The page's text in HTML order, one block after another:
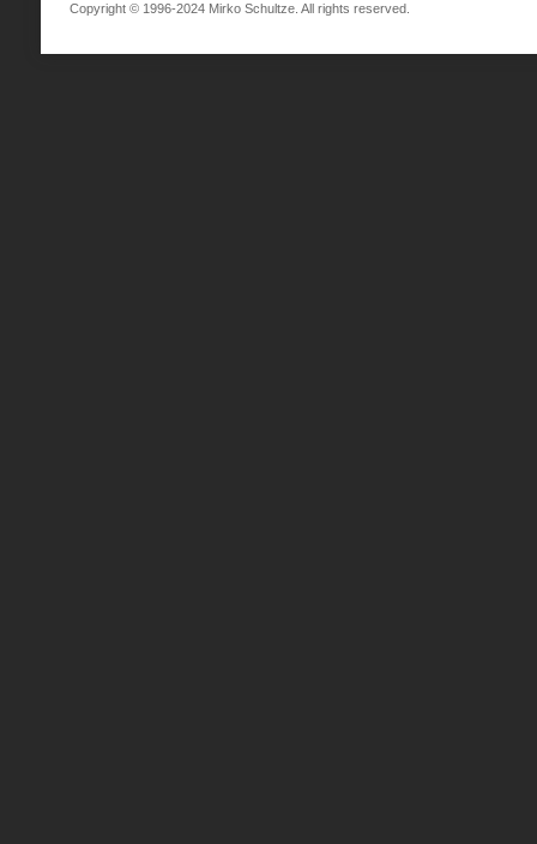
Copyright © 1996-2024 Mirko Schultze. All rights reserved.